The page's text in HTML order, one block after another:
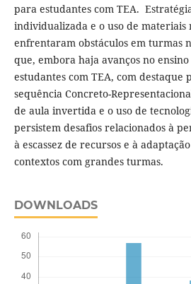
para estudantes com TEA.
individualizada e o uso de materiais
enfrentaram obstáculos em turmas
que, embora haja avanços no
estudantes com TEA, com destaque
sequência Concreto-
de aula invertida e o uso de
persistem desafios relacionados à
à escassez de recursos e à
contextos com grandes turmas.
DOWNLOADS